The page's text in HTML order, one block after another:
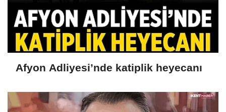
Afyon Adliyesi’nde katiplik heyecanı